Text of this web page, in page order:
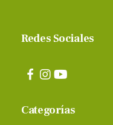
Redes Sociales
Categorías